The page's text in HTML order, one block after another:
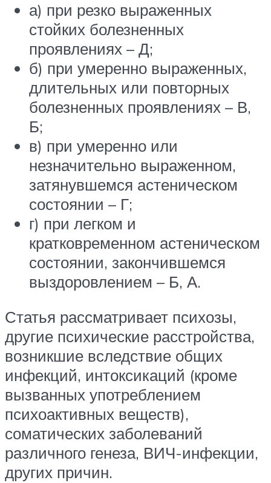
а) при резко выраженных
стойких болезненных
проявлениях – Д;
б) при умеренно выраженных,
длительных или повторных
болезненных проявлениях – В,
Б;
в) при умеренно или
незначительно выраженном,
затянувшемся астеническом
состоянии – Г;
г) при легком и
кратковременном астеническом
состоянии, закончившемся
выздоровлением – Б, А.
Статья рассматривает психозы,
другие психические расстройства,
возникшие вследствие общих
инфекций, интоксикаций (кроме
вызванных употреблением
психоактивных веществ),
соматических заболеваний
различного генеза, ВИЧ-инфекции,
других причин.